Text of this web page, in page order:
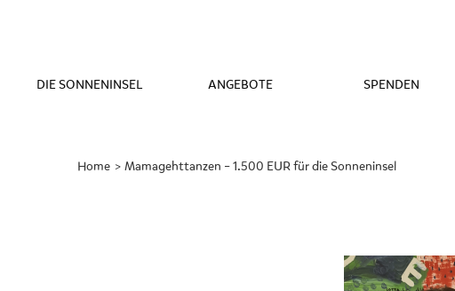
DIE SONNENINSEL ANGEBOTE SPENDEN
Home
Gerade
Mamagehttanzen – 1.500 EUR für die Sonneninsel